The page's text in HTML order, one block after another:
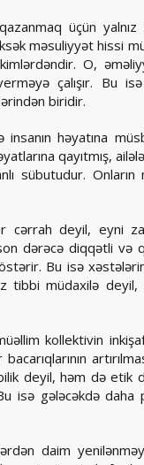
üçün
məsuliyyət hissi
O,
çalışır. Bu
biridir.
insanın həyatına
qayıtmış,
sübutudur. Onların
cərrah deyil, eyni
dərəcə diqqətli və
Bu isə xəstələrin
tibbi müdaxilə
kollektivin
deyil, həm də etik
isə gələcəkdə daha
daim